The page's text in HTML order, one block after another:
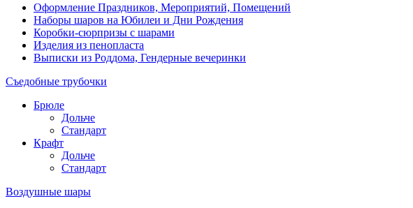
Оформление Праздников, Мероприятий, Помещений
Наборы шаров на Юбилеи и Дни Рождения
Коробки-сюрпризы с шарами
Изделия из пенопласта
Выписки из Роддома, Гендерные вечеринки
Съедобные трубочки
Брюле
Дольче
Стандарт
Крафт
Дольче
Стандарт
Воздушные шары